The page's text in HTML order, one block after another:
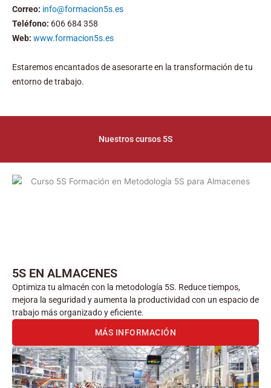
Correo: info@formacion5s.es
Teléfono: 606 684 358
Web: www.formacion5s.es
Estaremos encantados de asesorarte en la transformación de tu
entorno de trabajo.
Nuestros cursos 5S
5S EN ALMACENES
Optimiza tu almacén con la metodología 5S. Reduce tiempos,
mejora la seguridad y aumenta la productividad con un espacio de
trabajo más organizado y eficiente.
MÁS INFORMACIÓN